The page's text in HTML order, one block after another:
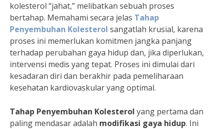
kolesterol “jahat,” melibatkan sebuah proses
bertahap. Memahami secara jelas Tahap
Penyembuhan Kolesterol sangatlah krusial, karena
proses ini memerlukan komitmen jangka panjang
terhadap perubahan gaya hidup dan, jika diperlukan,
intervensi medis yang tepat. Proses ini dimulai dari
kesadaran diri dan berakhir pada pemeliharaan
kesehatan kardiovaskular yang optimal.
Tahap Penyembuhan Kolesterol yang pertama dan
paling mendasar adalah modifikasi gaya hidup. Ini